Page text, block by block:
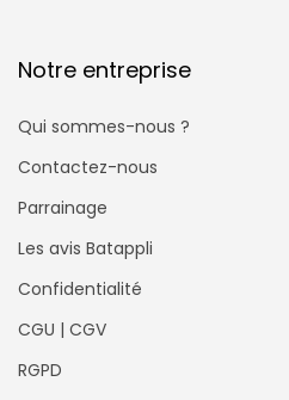
Notre entreprise
Qui sommes-nous ?
Contactez-nous
Parrainage
Les avis Batappli
Confidentialité
CGU | CGV
RGPD